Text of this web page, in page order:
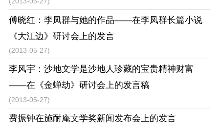
傅晓红：李凤群与她的作品——在李凤群长篇小说
《大江边》研讨会上的发言
(2013-05-27)
李风宇：沙地文学是沙地人珍藏的宝贵精神财富
——在《金蝉劫》研讨会上的发言稿
(2013-05-27)
费振钟在施耐庵文学奖新闻发布会上的发言